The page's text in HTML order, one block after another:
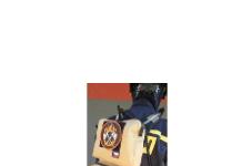
5
hvězdiček.